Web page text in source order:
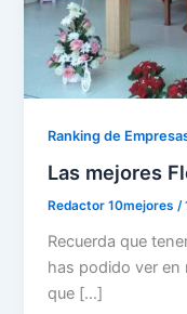
Ranking de
Las mejores
Redactor 10mejores/
Recuerda que
has podido ver
que […]